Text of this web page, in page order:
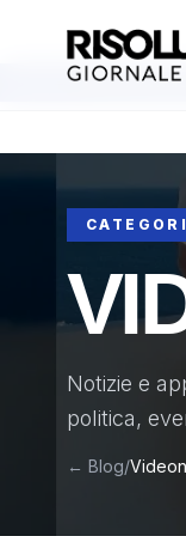
Al buio a
Notizie e
politica,
← Blog/